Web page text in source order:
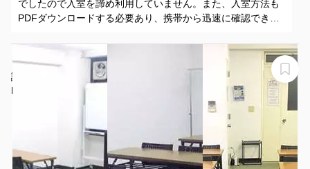
でしたので入室を諦め利用していません。また、入室方法も
PDFダウンロードする必要あり、携帯から迅速に確認できま
ています。
【表参道駅徒歩1分】アクセス最高！リーズナブルな貸会
議室（21名）
NATULUCK表参道駅前店